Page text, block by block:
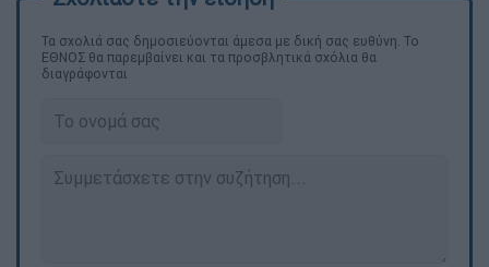
Τα σχολιά σας δημοσιεύονται άμεσα με δική σας ευθύνη. Το
ΕΘΝΟΣ θα παρεμβαίνει και τα προσβλητικά σχόλια θα
διαγράφονται